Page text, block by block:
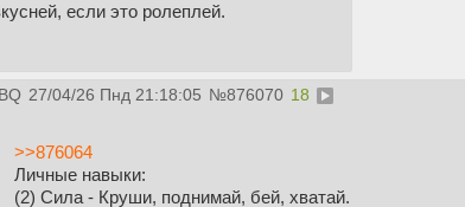
если это ролеплей.
27/04/26 Пнд 21:18:05 №876070 18
>>876064
Личные навыки:
(2) Сила - Круши, поднимай, бей, хватай.